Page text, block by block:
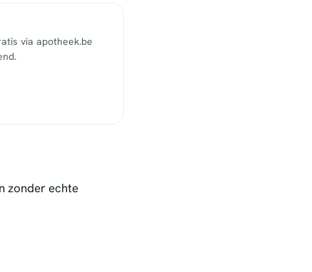
via apotheek.be
zonder echte